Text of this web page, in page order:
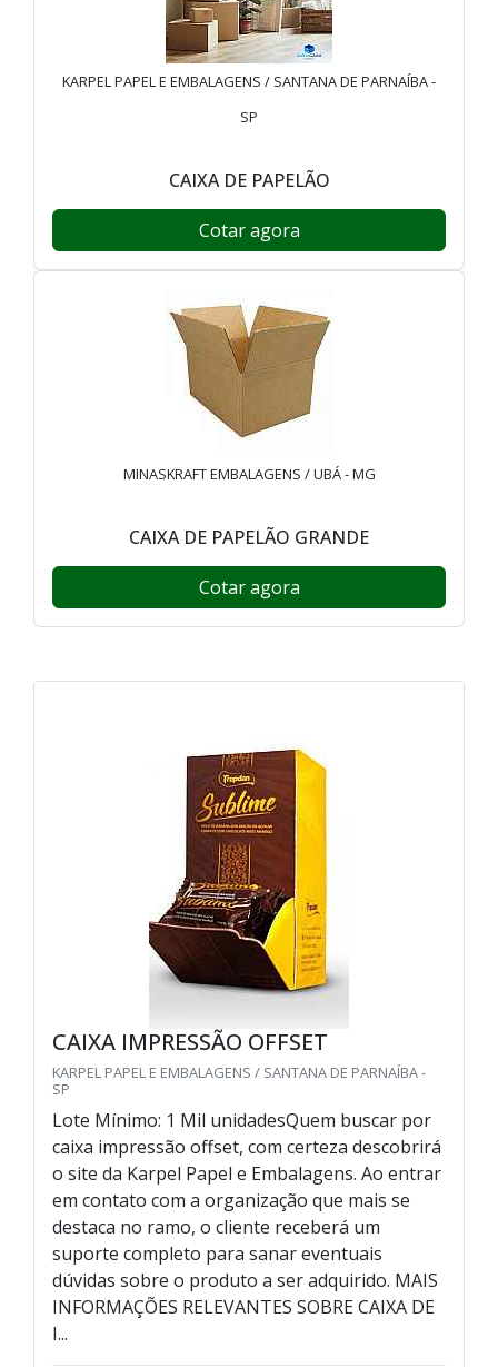
KARPEL PAPEL E EMBALAGENS / SANTANA DE PARNAÍBA -
SP
CAIXA DE PAPELÃO
Cotar agora
MINASKRAFT EMBALAGENS / UBÁ - MG
CAIXA DE PAPELÃO GRANDE
Cotar agora
CAIXA IMPRESSÃO OFFSET
KARPEL PAPEL E EMBALAGENS / SANTANA DE PARNAÍBA -
SP
Lote Mínimo: 1 Mil unidadesQuem buscar por
caixa impressão offset, com certeza descobrirá
o site da Karpel Papel e Embalagens. Ao entrar
em contato com a organização que mais se
destaca no ramo, o cliente receberá um
suporte completo para sanar eventuais
dúvidas sobre o produto a ser adquirido. MAIS
INFORMAÇÕES RELEVANTES SOBRE CAIXA DE
I...